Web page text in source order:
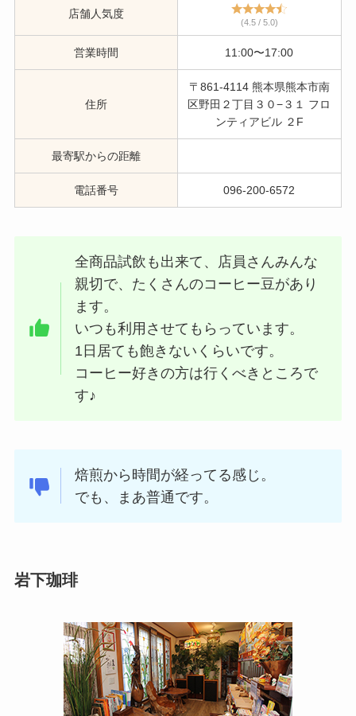
店舗人気度
(4.5 / 5.0)
営業時間 11:00〜17:00
住所
〒861-4114 熊本県熊本市南
区野田２丁目３０−３１ フロ
ンティアビル ２F
最寄駅からの距離
電話番号 096-200-6572
全商品試飲も出来て、店員さんみんな
親切で、たくさんのコーヒー豆があり
ます。
いつも利用させてもらっています。
1日居ても飽きないくらいです。
コーヒー好きの方は行くべきところで
す♪
焙煎から時間が経ってる感じ。
でも、まあ普通です。
岩下珈琲